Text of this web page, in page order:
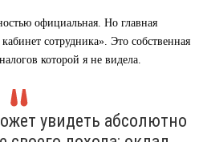
официальная. Но главная
сотрудника». Это собственная
которой я не видела.
увидеть абсолютно